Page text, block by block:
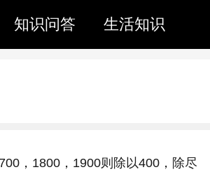
知识问答 生活知识
，1800，1900则除以400，除尽